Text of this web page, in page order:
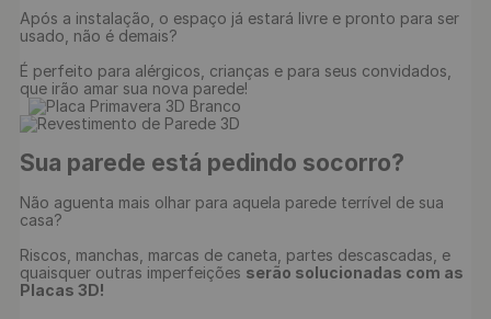
Após a instalação, o espaço já estará livre e pronto para ser
usado, não é demais?
É perfeito para alérgicos, crianças e para seus convidados,
que irão amar sua nova parede!
Sua parede está pedindo socorro?
Não aguenta mais olhar para aquela parede terrível de sua
casa?
Riscos, manchas, marcas de caneta, partes descascadas, e
quaisquer outras imperfeições serão solucionadas com as
Placas 3D!